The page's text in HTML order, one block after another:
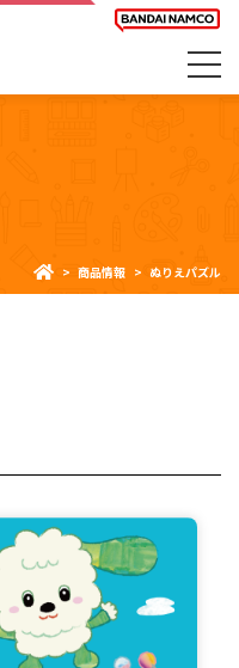
商品情報 ぬりえパズル